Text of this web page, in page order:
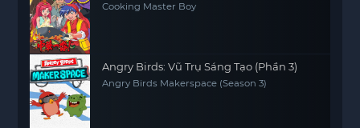
Cooking Master Boy
Angry Birds: Vũ Trụ Sáng Tạo (Phần 3)
Angry Birds Makerspace (Season 3)